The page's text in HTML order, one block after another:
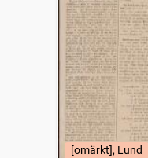
[omärkt], Lund